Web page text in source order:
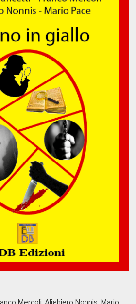
Mercoli, Alighiero Nonnis, Mario